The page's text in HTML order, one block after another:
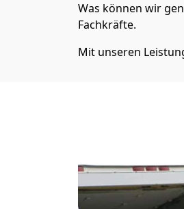
Was können wir
Fachkräfte.
Mit unseren